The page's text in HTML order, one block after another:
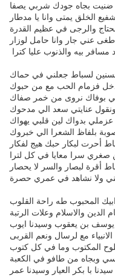
ضنيت بجاه جودك شربي يصفا
الخلق يمتى وانا يا مدطار
والرجى في عظيم القدرة
عني جار وانا حامل لوزار
مسافر بيه والذنوب عليا كترا
لسباط جعلني في حماك
فزمام الحب مع من حبوك
بوفاك نروى من خمر صفاك
عنايتي سعد الي مدحوك
عزملي بدواك لين قلبي يهواك
بلفاظ الشعرا الي خبروك
أحرت لبكار حبك هيج لفكار
سرا معايا في كل لترا
أقرة لبصار والسر لا يحصار
ولا نشاهد في عمري حصرة
المحبوب طه راحة القلوب
الدين والاسلام وعلات الرتبة
يوسف بن يعقوب وسيدنا ايوب
مع لرسال ونعم القربى
المكتوب وما في كل كتوب
وبجاه من طافو في الكعبة
با بكر العيار وسيدنا عمر